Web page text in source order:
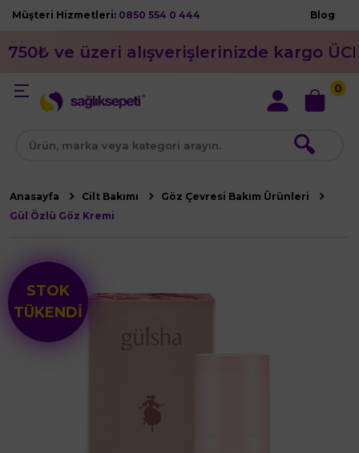
Müşteri Hizmetleri: 0850 554 0 444 Blog
750₺ ve üzeri alışverişlerinizde kargo
🔍
0
Anasayfa Cilt Bakımı
Göz Çevresi Bakım Ürünleri
Gül Özlü Göz Kremi
STOK
TÜKENDİ